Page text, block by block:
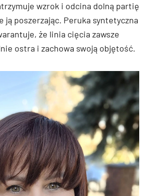
wzrok i odcina dolną partię
ją poszerzając. Peruka syntetyczna
że linia cięcia zawsze
ostra i zachowa swoją objętość.